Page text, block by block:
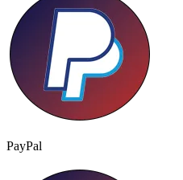
PayPal